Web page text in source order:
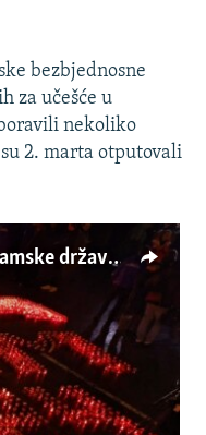
bezbjednosne
za učešće u
nekoliko
2. marta otputovali
Zašto je Rusija na udaru 'Islamske države'?